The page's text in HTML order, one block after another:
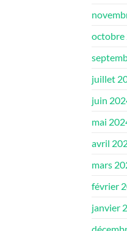
octobre
juillet
juin
mai
avril
mars
février
janvier